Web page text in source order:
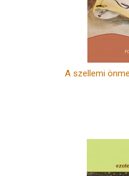
A szellemi